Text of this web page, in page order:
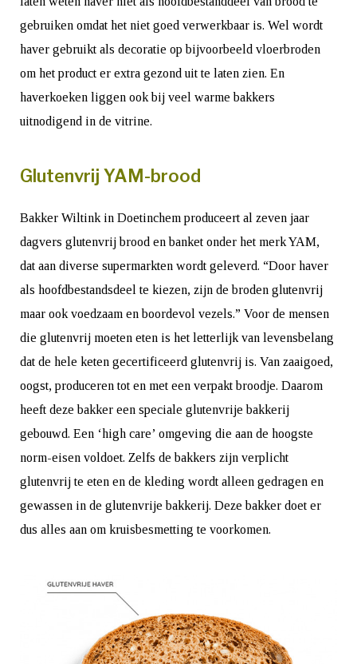
gebruiken omdat het niet goed verwerkbaar is. Wel wordt
haver gebruikt als decoratie op bijvoorbeeld vloerbroden
om het product er extra gezond uit te laten zien. En
haverkoeken liggen ook bij veel warme bakkers
uitnodigend in de vitrine.
Glutenvrij YAM-brood
Bakker Wiltink in Doetinchem produceert al zeven jaar
dagvers glutenvrij brood en banket onder het merk YAM,
dat aan diverse supermarkten wordt geleverd. “Door haver
als hoofdbestandsdeel te kiezen, zijn de broden glutenvrij
maar ook voedzaam en boordevol vezels.” Voor de mensen
die glutenvrij moeten eten is het letterlijk van levensbelang
dat de hele keten gecertificeerd glutenvrij is. Van zaaigoed,
oogst, produceren tot en met een verpakt broodje. Daarom
heeft deze bakker een speciale glutenvrije bakkerij
gebouwd. Een ‘high care’ omgeving die aan de hoogste
norm-eisen voldoet. Zelfs de bakkers zijn verplicht
glutenvrij te eten en de kleding wordt alleen gedragen en
gewassen in de glutenvrije bakkerij. Deze bakker doet er
dus alles aan om kruisbesmetting te voorkomen.